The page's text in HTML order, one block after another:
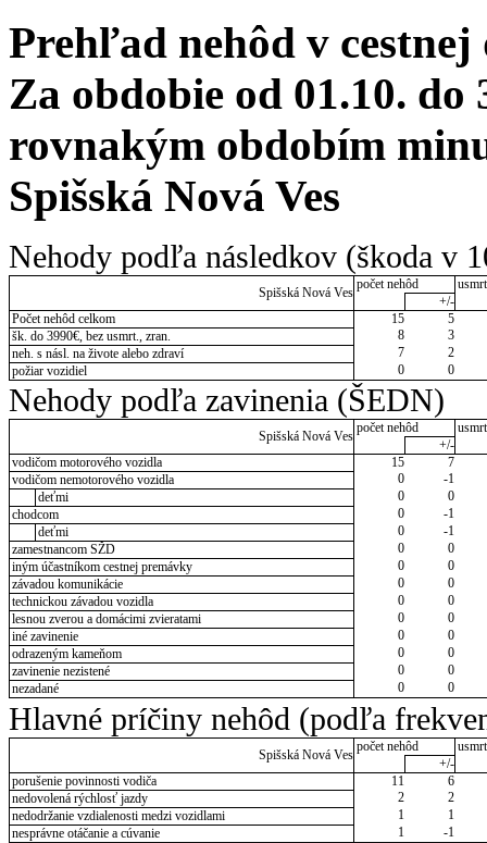
Prehľad nehôd v cestnej
Za obdobie od 01.10. do
rovnakým obdobím
Spišská Nová Ves
Nehody podľa následkov (škoda v
Spišská Nová Ves
počet nehôd
+/-
Počet nehôd celkom
15
5
šk. do 3990€, bez usmrt., zran.
8
3
neh. s násl. na živote alebo zdraví
7
2
požiar vozidiel
0 0
Nehody podľa zavinenia (ŠEDN)
Spišská Nová Ves
počet nehôd
+/-
vodičom motorového vozidla
15
7
vodičom nemotorového vozidla
0
-1
deťmi
0
0
chodcom
0
-1
deťmi
0
-1
zamestnancom SŽD
0
0
iným účastníkom cestnej premávky
0
0
závadou komunikácie
0
0
technickou závadou vozidla
0
0
lesnou zverou a domácimi zvieratami
0
0
iné zavinenie
0
0
odrazeným kameňom
0
0
zavinenie nezistené
0
0
nezadané
0 0
Hlavné príčiny nehôd (podľa
Spišská Nová Ves
počet nehôd
+/-
porušenie povinnosti vodiča
11
6
nedovolená rýchlosť jazdy
2
2
nedodržanie vzdialenosti medzi vozidlami
1
1
nesprávne otáčanie a cúvanie
1 -1